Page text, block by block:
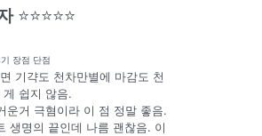
⭐⭐⭐⭐⭐
장점 단점
기갹도 천차만별에 마감도 천
게 쉽지 않음.
운거 극혐이라 이 점 정말 좋음.
생명의 끝인데 나름 괜찮음. 이